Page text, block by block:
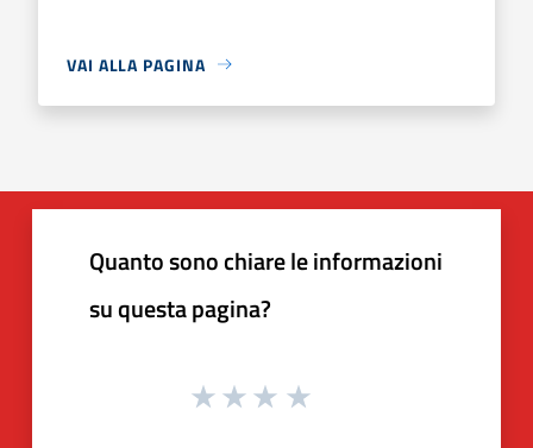
VAI ALLA PAGINA
Quanto sono chiare le informazioni
su questa pagina?